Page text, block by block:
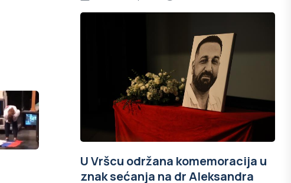
U Vršcu održana komemoracija u
znak sećanja na dr Aleksandra